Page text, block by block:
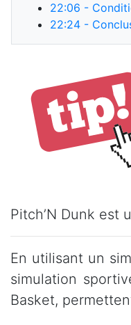
22:06 -
22:24 -
Pitch’N Dunk est
En utilisant un
simulation
Basket,